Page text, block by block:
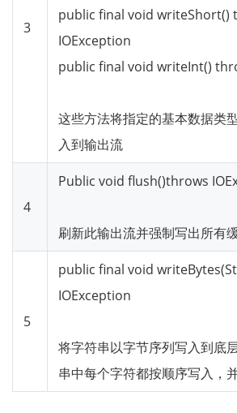
3
public final void writeShort()
IOException
public final void writeInt()
这些方法将指定的基本数据类
入到输出流
4
Public void flush()throws
刷新此输出流并强制写出所有
5
public final void
IOException
将字符串以字节序列写入到底
串中每个字符都按顺序写入，